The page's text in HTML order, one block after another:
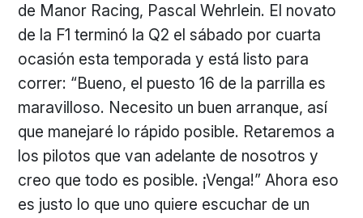
de Manor Racing, Pascal Wehrlein. El novato
de la F1 terminó la Q2 el sábado por cuarta
ocasión esta temporada y está listo para
correr: “Bueno, el puesto 16 de la parrilla es
maravilloso. Necesito un buen arranque, así
que manejaré lo rápido posible. Retaremos a
los pilotos que van adelante de nosotros y
creo que todo es posible. ¡Venga!” Ahora eso
es justo lo que uno quiere escuchar de un